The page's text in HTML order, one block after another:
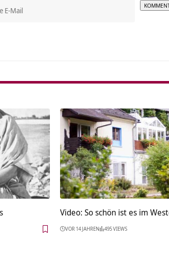
Video: So schön ist es im
VOR 14 JAHREN 495 VIEWS